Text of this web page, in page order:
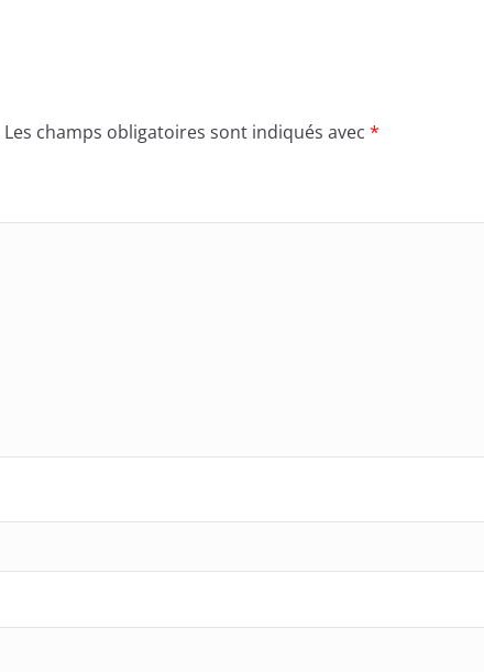
Les champs obligatoires sont indiqués avec *